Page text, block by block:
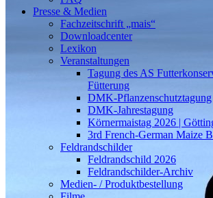
Presse & Medien
Fachzeitschrift „mais“
Downloadcenter
Lexikon
Veranstaltungen
Tagung des AS
Fütterung
DMK-Pflanzenschutztagung
DMK-Jahrestagung
Körnermaistag 2026 |
3rd French-German Maize
Feldrandschilder
Feldrandschild 2026
Feldrandschilder-Archiv
Medien- / Produktbestellung